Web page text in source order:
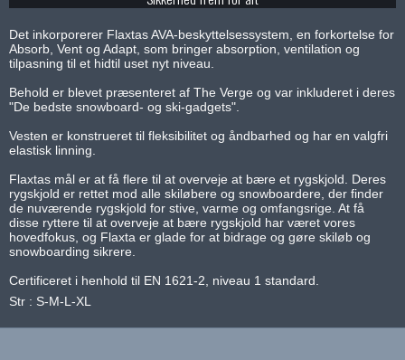
Det inkorporerer Flaxtas AVA-beskyttelsessystem, en forkortelse for
Absorb, Vent og Adapt, som bringer absorption, ventilation og
tilpasning til et hidtil uset nyt niveau.
Behold er blevet præsenteret af The Verge og var inkluderet i deres
"De bedste snowboard- og ski-gadgets".
Vesten er konstrueret til fleksibilitet og åndbarhed og har en valgfri
elastisk linning.
Flaxtas mål er at få flere til at overveje at bære et rygskjold. Deres
rygskjold er rettet mod alle skiløbere og snowboardere, der finder
de nuværende rygskjold for stive, varme og omfangsrige. At få
disse ryttere til at overveje at bære rygskjold har været vores
hovedfokus, og Flaxta er glade for at bidrage og gøre skiløb og
snowboarding sikrere.
Certificeret i henhold til EN 1621-2, niveau 1 standard.
Str : S-M-L-XL